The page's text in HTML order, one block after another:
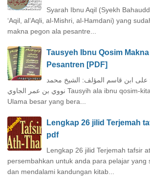
Syarah Ibnu Aqil (Syekh
‘Aqil, al’Aqli, al-Mishri, al-Hamdani) yang
makna pegon ala pesantre...
Tausyeh Ibnu Qosim
Pesantren [PDF]
على ابن قاسم المؤلف: الشيخ محمد
نووي بن عمر الجاوي Tausyih ala ibnu qosim-kitab yang di tukis oleh
Ulama besar yang bera...
Lengkap 26 jilid Terjemah
pdf
Lengkap 26 jilid Terjemah tafsir
persembahkan untuk anda para pelajar yang
dan mendalami kandungan kitab...